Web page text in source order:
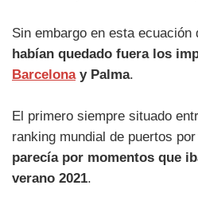
Sin embargo en esta ecuación
habían quedado fuera los
Barcelonay Palma.
El primero siempre situado
ranking mundial de puertos
parecía por momentos que
verano 2021.